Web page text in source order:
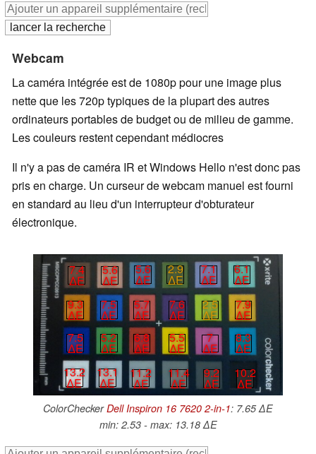
Webcam
La caméra intégrée est de 1080p pour une image plus
nette que les 720p typiques de la plupart des autres
ordinateurs portables de budget ou de milieu de gamme.
Les couleurs restent cependant médiocres
Il n'y a pas de caméra IR et Windows Hello n'est donc pas
pris en charge. Un curseur de webcam manuel est fourni
en standard au lieu d'un interrupteur d'obturateur
électronique.
7.4
∆E
5.6
∆E
5.6
∆E
2.9
∆E
7.1
∆E
6.1
∆E
9.3
∆E
7.5
∆E
5.7
∆E
7.6
∆E
2.5
∆E
7.9
∆E
7.5
∆E
5.2
∆E
6.8
∆E
5.5
∆E
7
∆E
8.3
∆E
13.2
∆E
13.1
∆E
11.2
∆E
11.4
∆E
9.2
∆E
10.2
∆E
ColorCheckerDell Inspiron 16 7620 2-in-1: 7.65 ∆E
min: 2.53 - max: 13.18 ∆E